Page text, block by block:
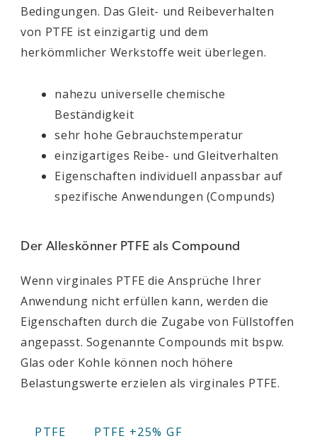
Bedingungen. Das Gleit- und Reibeverhalten
von PTFE ist einzigartig und dem
herkömmlicher Werkstoffe weit überlegen.
nahezu universelle chemische
Beständigkeit
sehr hohe Gebrauchstemperatur
einzigartiges Reibe- und Gleitverhalten
Eigenschaften individuell anpassbar auf
spezifische Anwendungen (Compunds)
Der Alleskönner PTFE als Compound
Wenn virginales PTFE die Ansprüche Ihrer
Anwendung nicht erfüllen kann, werden die
Eigenschaften durch die Zugabe von Füllstoffen
angepasst. Sogenannte Compounds mit bspw.
Glas oder Kohle können noch höhere
Belastungswerte erzielen als virginales PTFE.
PTFE PTFE +25% GF